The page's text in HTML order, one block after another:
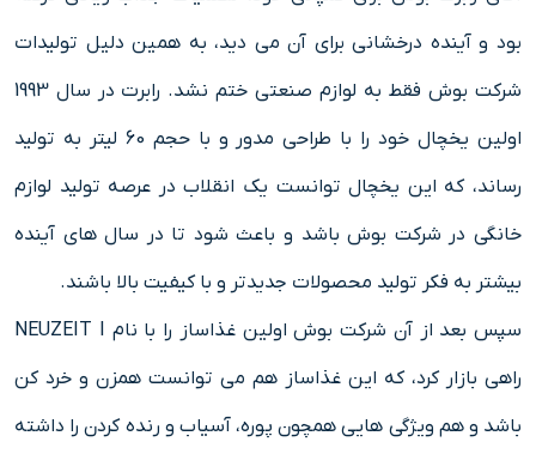
بود و آینده درخشانی برای آن می دید، به همین دلیل تولیدات
شرکت بوش فقط به لوازم صنعتی ختم نشد. رابرت در سال 1993
اولین یخچال خود را با طراحی مدور و با حجم 60 لیتر به تولید
رساند، که این یخچال توانست یک انقلاب در عرصه تولید لوازم
خانگی در شرکت بوش باشد و باعث شود تا در سال های آینده
بیشتر به فکر تولید محصولات جدیدتر و با کیفیت بالا باشند.
سپس بعد از آن شرکت بوش اولین غذاساز را با نام NEUZEIT I
راهی بازار کرد، که این غذاساز هم می توانست همزن و خرد کن
باشد و هم ویژگی هایی همچون پوره، آسیاب و رنده کردن را داشته